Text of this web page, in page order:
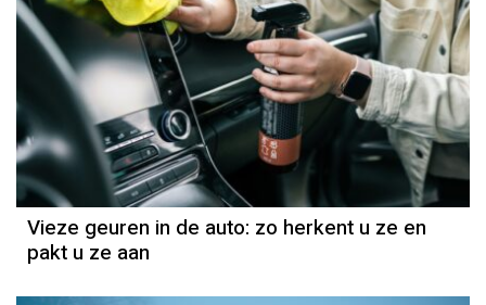
Vieze geuren in de auto: zo herkent u ze en
pakt u ze aan